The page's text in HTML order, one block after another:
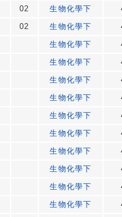
02 生物化學下
02 生物化學下
生物化學下
生物化學下
生物化學下
生物化學下
生物化學下
生物化學下
生物化學下
生物化學下
生物化學下
生物化學下